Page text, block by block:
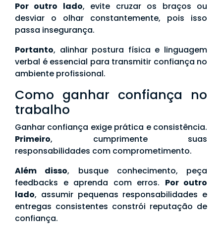
Por outro lado, evite cruzar os braços ou
desviar o olhar constantemente, pois isso
passa insegurança.
Portanto, alinhar postura física e linguagem
verbal é essencial para transmitir confiança no
ambiente profissional.
Como ganhar confiança no
trabalho
Ganhar confiança exige prática e consistência.
Primeiro, cumprimente suas
responsabilidades com comprometimento.
Além disso, busque conhecimento, peça
feedbacks e aprenda com erros. Por outro
lado, assumir pequenas responsabilidades e
entregas consistentes constrói reputação de
confiança.